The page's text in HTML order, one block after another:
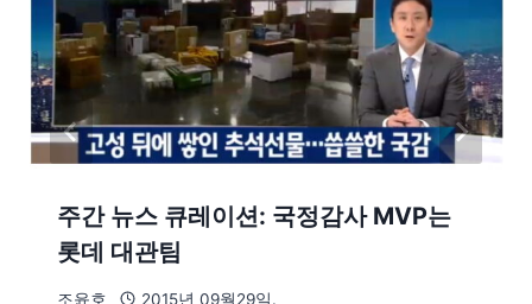
주간 뉴스 큐레이션: 국정감사 MVP는
롯데 대관팀
조윤호 2015년 09월29일.